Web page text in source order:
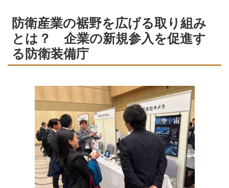
防衛産業の裾野を広げる取り組み
とは？ 企業の新規参入を促進す
る防衛装備庁